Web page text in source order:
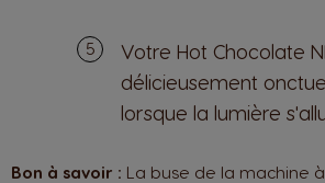
Votre Hot Chocolate
délicieusement
lorsque la lumière
Bon à savoir : La buse de la machine